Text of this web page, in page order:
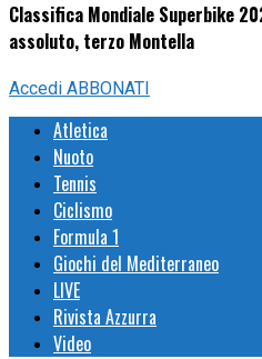
Classifica Mondiale Superbike
assoluto, terzo Montella
Accedi ABBONATI
Atletica
Nuoto
Tennis
Ciclismo
Formula 1
Giochi del Mediterraneo
LIVE
Rivista Azzurra
Video